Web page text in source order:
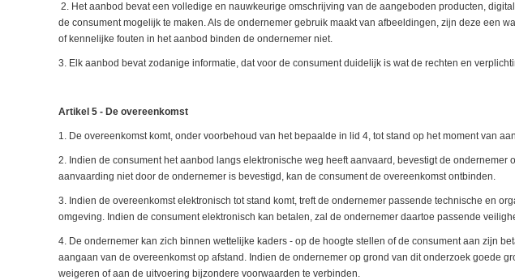
2. Het aanbod bevat een volledige en nauwkeurige omschrijving van de aangeboden producten,
de consument mogelijk te maken. Als de ondernemer gebruik maakt van afbeeldingen, zijn deze een
of kennelijke fouten in het aanbod binden de ondernemer niet.
3. Elk aanbod bevat zodanige informatie, dat voor de consument duidelijk is wat de rechten en
Artikel 5 - De overeenkomst
1. De overeenkomst komt, onder voorbehoud van het bepaalde in lid 4, tot stand op het moment van
2. Indien de consument het aanbod langs elektronische weg heeft aanvaard, bevestigt de
aanvaarding niet door de ondernemer is bevestigd, kan de consument de overeenkomst ontbinden.
3. Indien de overeenkomst elektronisch tot stand komt, treft de ondernemer passende technische en
omgeving. Indien de consument elektronisch kan betalen, zal de ondernemer daartoe passende
4. De ondernemer kan zich binnen wettelijke kaders - op de hoogte stellen of de consument aan zijn
aangaan van de overeenkomst op afstand. Indien de ondernemer op grond van dit onderzoek goede
weigeren of aan de uitvoering bijzondere voorwaarden te verbinden.